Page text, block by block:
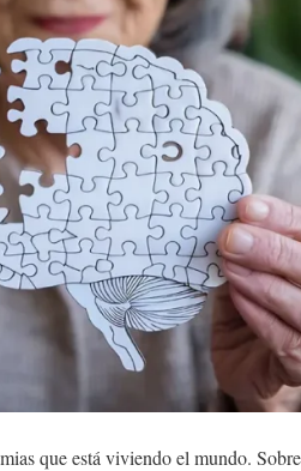
que está viviendo el mundo.